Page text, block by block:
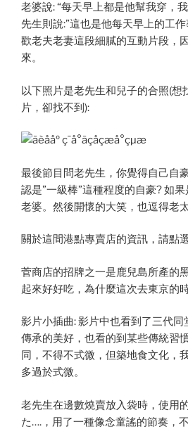
老婆說: “每天早上都是他幫我穿，
先生則說:”這也是他每天早上的工
歡老夫老妻這段細膩的互動片段，
來。
以下照片是老先生和兒子的合照(想
片，卻找不到):
最後節目問老先生，你覺得自己自
認是”一級棒”這種程度的自豪? 如
老婆。然後開懷的大笑，也逗得老
關於這間港點專賣店的資訊，請點
菅商店的招牌之一是鹿兒島所產的
起來好好吃，為什麼這次去東京的
影片小插曲: 影片中也看到了三代同
傳承的美好，也看的到某些傳統習
同，不得不式微，但築地食文化，
多過於式微。
老先生在邊數燒賣放入袋時，使用
た….，用了一種像念童謠的節奏，